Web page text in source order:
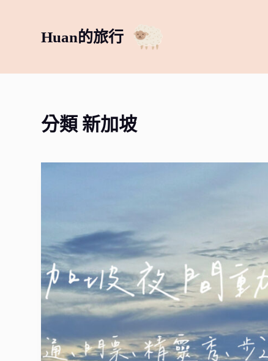
Huan的旅行
分類 新加坡